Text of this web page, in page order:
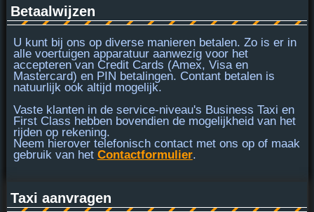
Betaalwijzen
U kunt bij ons op diverse manieren betalen. Zo is er in
alle voertuigen apparatuur aanwezig voor het
accepteren van Credit Cards (Amex, Visa en
Mastercard) en PIN betalingen. Contant betalen is
natuurlijk ook altijd mogelijk.
Vaste klanten in de service-niveau's Business Taxi en
First Class hebben bovendien de mogelijkheid van het
rijden op rekening.
Neem hierover telefonisch contact met ons op of maak
gebruik van het Contactformulier.
Taxi aanvragen